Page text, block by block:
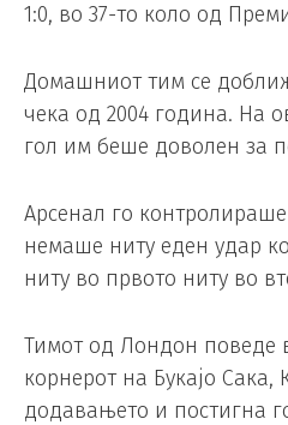
1:0, во 37-то коло од
Домашниот тим се
чека од 2004 година. На
гол им беше доволен за
Арсенал го
немаше ниту еден удар
ниту во првото ниту во
Тимот од Лондон поведе
корнерот на Букајо
додавањето и постигна